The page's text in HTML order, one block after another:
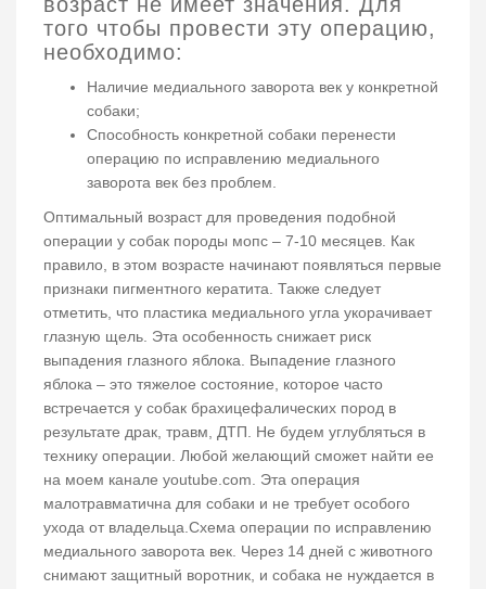
того чтобы провести эту операцию,
необходимо:
Наличие медиального заворота век у конкретной
собаки;
Способность конкретной собаки перенести
операцию по исправлению медиального
заворота век без проблем.
Оптимальный возраст для проведения подобной
операции у собак породы мопс – 7-10 месяцев. Как
правило, в этом возрасте начинают появляться первые
признаки пигментного кератита. Также следует
отметить, что пластика медиального угла укорачивает
глазную щель. Эта особенность снижает риск
выпадения глазного яблока. Выпадение глазного
яблока – это тяжелое состояние, которое часто
встречается у собак брахицефалических пород в
результате драк, травм, ДТП. Не будем углубляться в
технику операции. Любой желающий сможет найти ее
на моем канале youtube.com. Эта операция
малотравматична для собаки и не требует особого
ухода от владельца.Схема операции по исправлению
медиального заворота век. Через 14 дней с животного
снимают защитный воротник, и собака не нуждается в